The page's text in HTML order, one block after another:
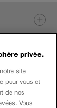
privée.
site
pour vous et
de nos
Vous